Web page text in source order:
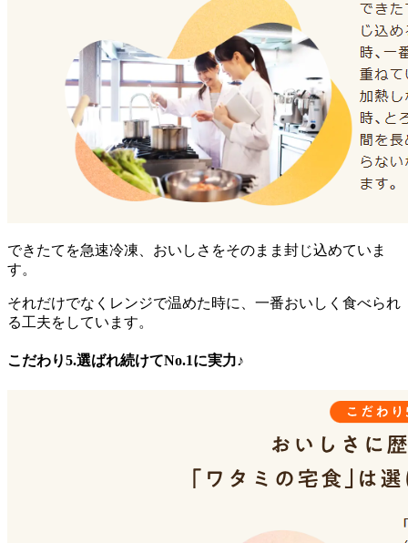
できたてを急速冷凍、おいしさをそのまま封じ込めていま
す。
それだけでなくレンジで温めた時に、一番おいしく食べられ
る工夫をしています。
こだわり5.選ばれ続けてNo.1に実力♪